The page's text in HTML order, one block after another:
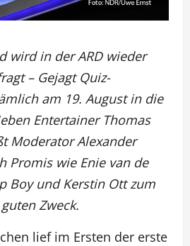
wird in der ARD wieder
– Gejagt Quiz-
am 19. August in die
Entertainer Thomas
Moderator Alexander
Promis wie Enie van de
Boy und Kerstin Ott zum
Zweck.
lief im Ersten der erste